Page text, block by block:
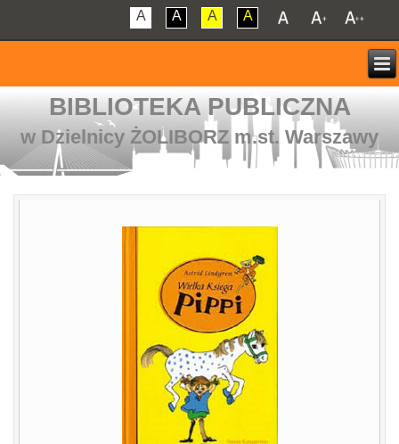
A A A A
BIBLIOTEKA PUBLICZNA
w Dzielnicy ŻOLIBORZ m.st. Warszawy